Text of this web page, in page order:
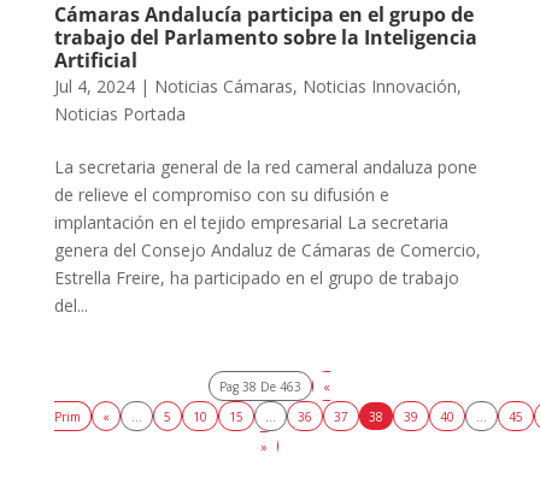
Cámaras Andalucía participa en el grupo de
trabajo del Parlamento sobre la Inteligencia
Artificial
Jul 4, 2024| Noticias Cámaras, Noticias Innovación,
Noticias Portada
La secretaria general de la red cameral andaluza pone
de relieve el compromiso con su difusión e
implantación en el tejido empresarial La secretaria
genera del Consejo Andaluz de Cámaras de Comercio,
Estrella Freire, ha participado en el grupo de trabajo
del...
Pag 38 De 463
«
Prim
« 5 10 15 36 37 38 39 40
45
»